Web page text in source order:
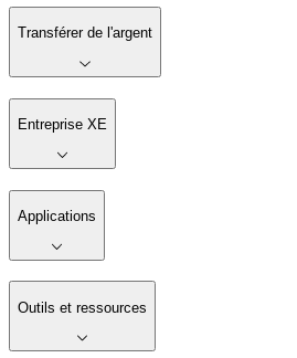
Transférer de l'argent
Entreprise XE
Applications
Outils et ressources